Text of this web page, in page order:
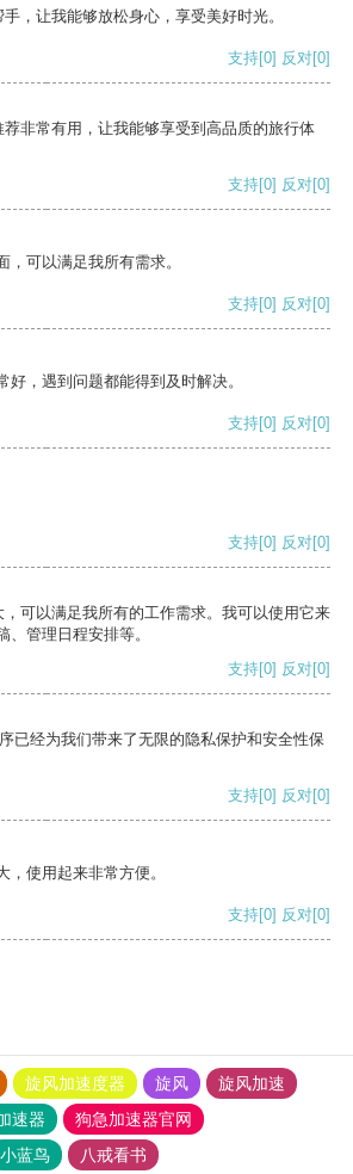
，让我能够放松身心，享受美好时光。
支持[0] 反对[0]
非常有用，让我能够享受到高品质的旅行体
支持[0] 反对[0]
可以满足我所有需求。
支持[0] 反对[0]
好，遇到问题都能得到及时解决。
支持[0] 反对[0]
支持[0] 反对[0]
可以满足我所有的工作需求。我可以使用它来
、管理日程安排等。
支持[0] 反对[0]
已经为我们带来了无限的隐私保护和安全性保
支持[0] 反对[0]
使用起来非常方便。
支持[0] 反对[0]
旋风加速度器 旋风
旋风加速
速器
狗急加速器官网
小蓝鸟 八戒看书